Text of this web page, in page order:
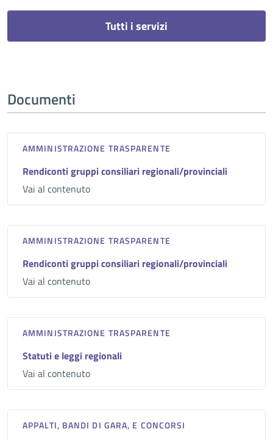
Tutti i servizi
Documenti
AMMINISTRAZIONE TRASPARENTE
Rendiconti gruppi consiliari regionali/provinciali
Vai al contenuto
AMMINISTRAZIONE TRASPARENTE
Rendiconti gruppi consiliari regionali/provinciali
Vai al contenuto
AMMINISTRAZIONE TRASPARENTE
Statuti e leggi regionali
Vai al contenuto
APPALTI, BANDI DI GARA, E CONCORSI